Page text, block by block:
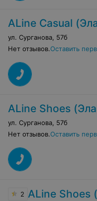
ALine Casual
ул. Сурганова, 57б
Нет отзывов.Оставить
ALine Shoes
ул. Сурганова 57б
Нет отзывов.Оставить
2 ALine Shoes